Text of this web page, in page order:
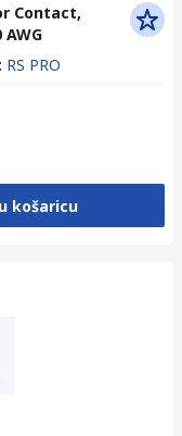
Contact,
: RS PRO
košaricu